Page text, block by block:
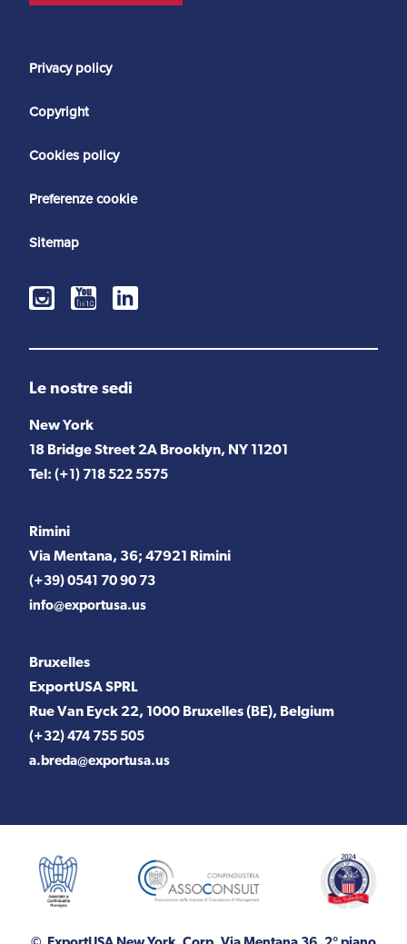
Privacy policy
Copyright
Cookies policy
Preferenze cookie
Sitemap
Le nostre sedi
New York
18 Bridge Street 2A Brooklyn, NY 11201
Tel: (+1) 718 522 5575
Rimini
Via Mentana, 36; 47921 Rimini
(+39) 0541 70 90 73
info@exportusa.us
Bruxelles
ExportUSA SPRL
Rue Van Eyck 22, 1000 Bruxelles (BE), Belgium
(+32) 474 755 505
a.breda@exportusa.us